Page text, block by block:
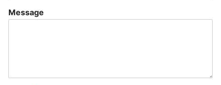
Message